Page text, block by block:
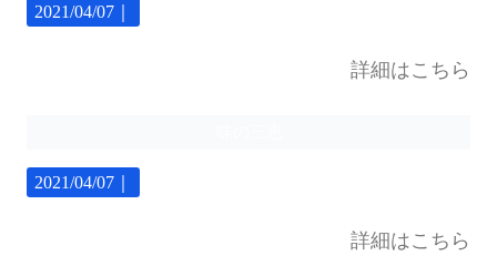
2021/04/07｜
詳細はこちら
2021/04/07｜
詳細はこちら